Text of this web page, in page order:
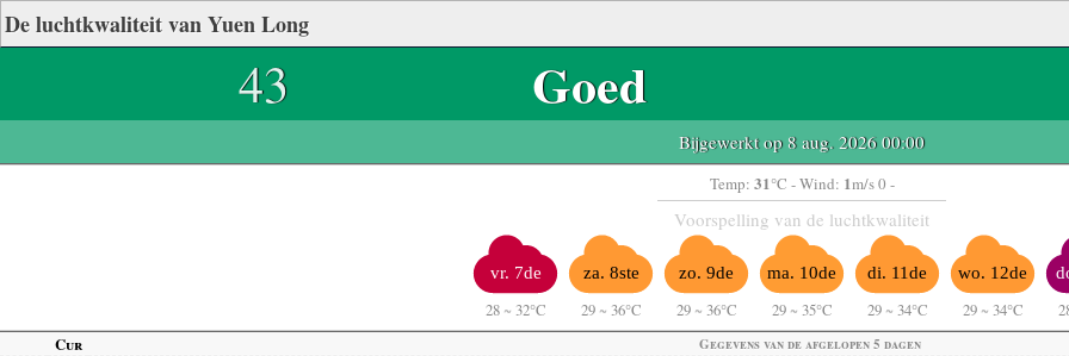
De luchtkwaliteit van Yuen Long
43 Goed
Bijgewerkt op 8 aug. 2026 00:00
Temp: 31°C - Wind: 1m/s 0 -
Voorspelling van de luchtkwaliteit
vr. 7de
28 ~ 32°C
za. 8ste
29 ~ 36°C
zo. 9de
29 ~ 36°C
ma. 10de
29 ~ 35°C
di. 11de
29 ~ 34°C
wo. 12de
29 ~ 34°C
Cur
Gegevens van de afgelopen 5 dagen